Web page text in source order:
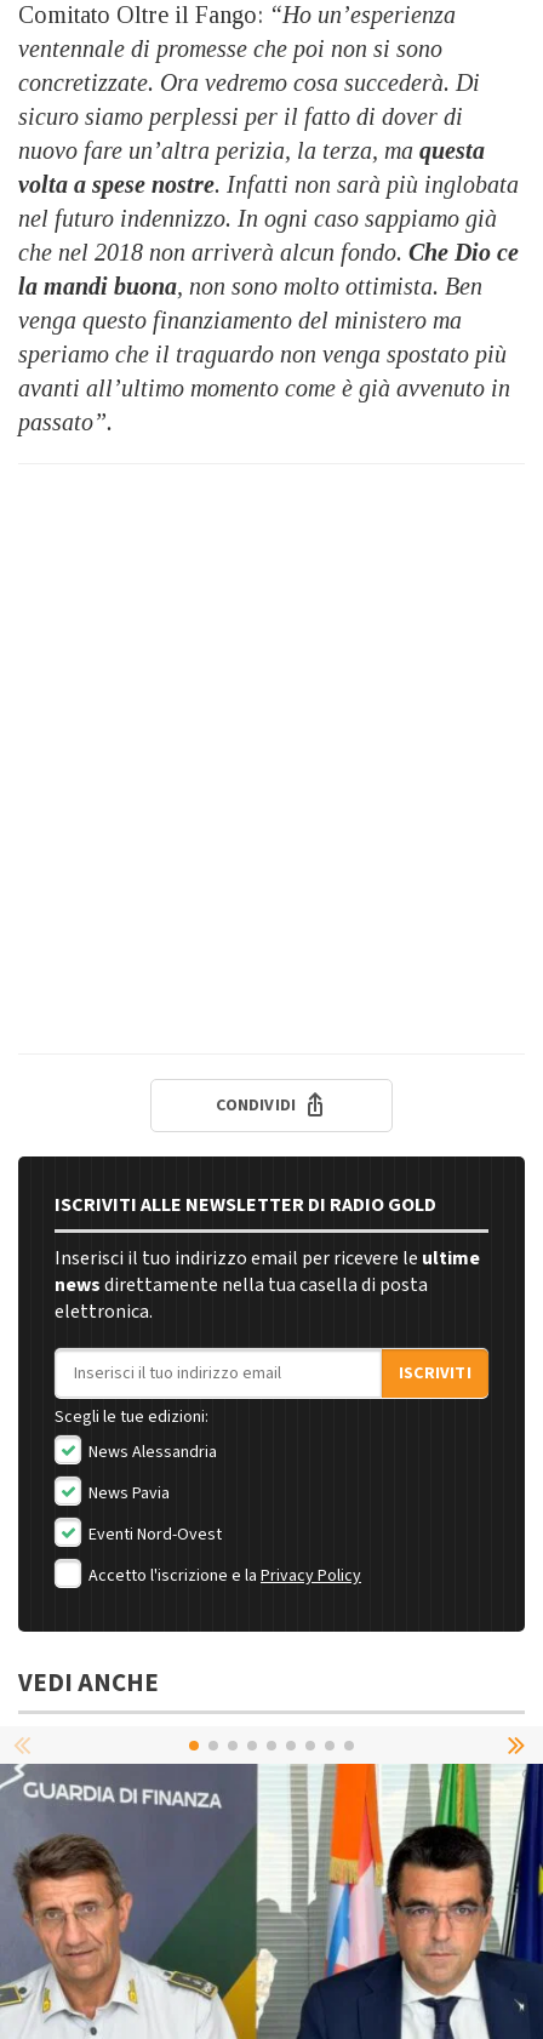
Comitato Oltre il Fango: “Ho un’esperienza
ventennale di promesse che poi non si sono
concretizzate. Ora vedremo cosa succederà. Di
sicuro siamo perplessi per il fatto di dover di
nuovo fare un’altra perizia, la terza, ma questa
volta a spese nostre. Infatti non sarà più inglobata
nel futuro indennizzo. In ogni caso sappiamo già
che nel 2018 non arriverà alcun fondo. Che Dio ce
la mandi buona, non sono molto ottimista. Ben
venga questo finanziamento del ministero ma
speriamo che il traguardo non venga spostato più
avanti all’ultimo momento come è già avvenuto in
passato”.
CONDIVIDI
ISCRIVITI ALLE NEWSLETTER DI RADIO GOLD
Inserisci il tuo indirizzo email per ricevere le ultime
newsdirettamente nella tua casella di posta
elettronica.
Indirizzo email
ISCRIVITI
Scegli le tue edizioni:
News Alessandria
News Pavia
Eventi Nord-Ovest
Accetto l'iscrizione e la Privacy Policy
VEDI ANCHE